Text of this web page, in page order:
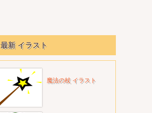
最新 イラスト
魔法の杖 イラスト